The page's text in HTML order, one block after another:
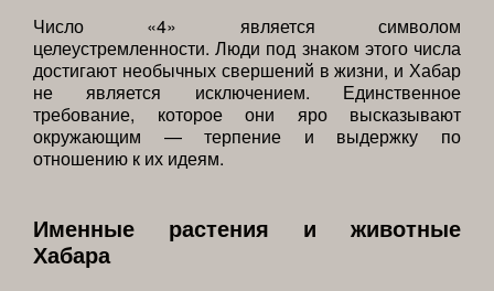
Число «4» является символом
целеустремленности. Люди под знаком этого числа
достигают необычных свершений в жизни, и Хабар
не является исключением. Единственное
требование, которое они яро высказывают
окружающим — терпение и выдержку по
отношению к их идеям.
Именные растения и животные
Хабара